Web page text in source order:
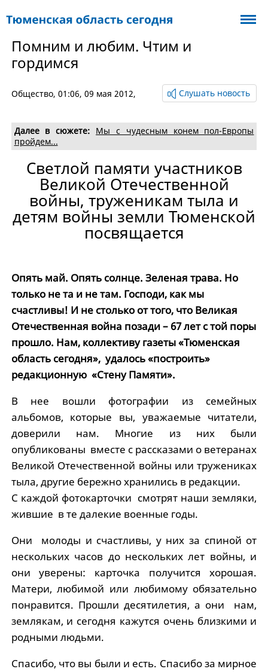
Помним и любим. Чтим и
гордимся
Общество, 01:06, 09 мая 2012, Слушать новость
Далее в сюжете: Мы с чудесным конем пол-Европы
пройдем...
Светлой памяти участников
Великой Отечественной
войны, труженикам тыла и
детям войны земли Тюменской
посвящается
Опять май. Опять солнце. Зеленая трава. Но
только не та и не там. Господи, как мы
счастливы! И не столько от того, что Великая
Отечественная война позади – 67 лет с той поры
прошло. Нам, коллективу газеты «Тюменская
область сегодня», удалось «построить»
редакционную «Стену Памяти».
В нее вошли фотографии из семейных
альбомов, которые вы, уважаемые читатели,
доверили нам. Многие из них были
опубликованы вместе с рассказами о ветеранах
Великой Отечественной войны или тружениках
тыла, другие бережно хранились в редакции.
С каждой фотокарточки смотрят наши земляки,
жившие в те далекие военные годы.
Они молоды и счастливы, у них за спиной от
нескольких часов до нескольких лет войны, и
они уверены: карточка получится хорошая.
Матери, любимой или любимому обязательно
понравится. Прошли десятилетия, а они нам,
землякам, и сегодня кажутся очень близкими и
родными людьми.
Спасибо, что вы были и есть. Спасибо за мирное